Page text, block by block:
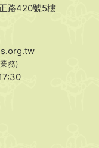
路420號5樓
務)